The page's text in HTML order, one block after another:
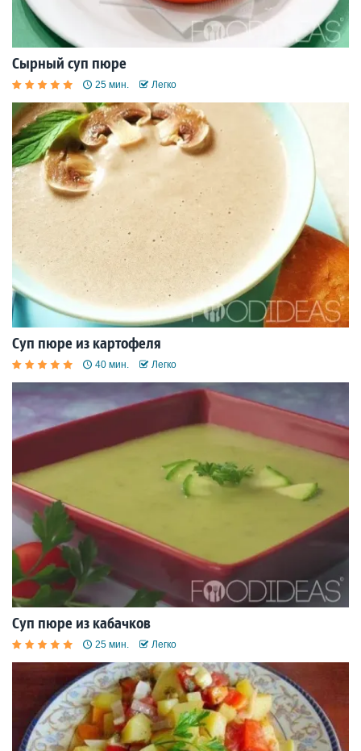
Сырный суп пюре
25 мин. Легко
Суп пюре из картофеля
40 мин. Легко
Суп пюре из кабачков
25 мин. Легко